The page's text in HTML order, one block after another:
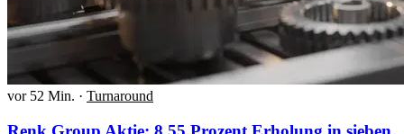
vor 52 Min. · Turnaround